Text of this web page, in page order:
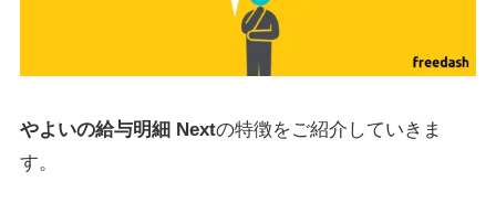
やよいの給与明細 Nextの特徴をご紹介していきま
す。